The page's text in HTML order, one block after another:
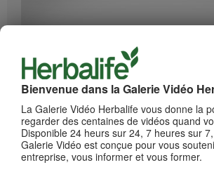
Bienvenue dans la Galerie Vidéo
La Galerie Vidéo Herbalife vous donne la
regarder des centaines de vidéos quand
Disponible 24 heurs sur 24, 7 heures sur
Galerie Vidéo est conçue pour vous
entreprise, vous informer et vous former.
Accès aux données personnelles
Un autre domaine dans lequella RGPD va plus loinque les
confidentialité,concerne les droits individuels relatifs aux